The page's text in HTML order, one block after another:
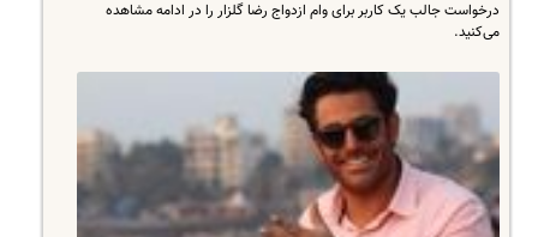
درخواست جالب یک کاربر برای وام ازدواج رضا گلزار را در ادامه مشاهده
می‌کنید.